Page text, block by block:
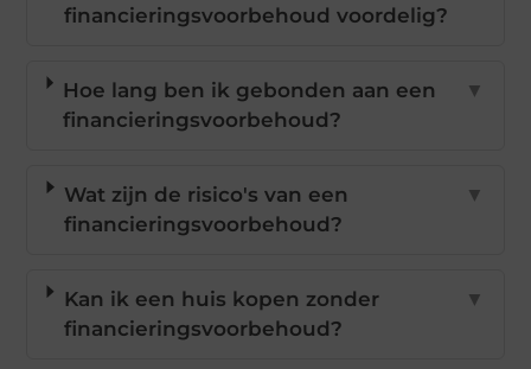
financieringsvoorbehoud voordelig?
Hoe lang ben ik gebonden aan een
financieringsvoorbehoud?
▼
Wat zijn de risico's van een
financieringsvoorbehoud?
▼
Kan ik een huis kopen zonder
financieringsvoorbehoud?
▼